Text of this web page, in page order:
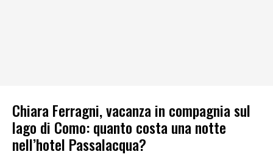
Chiara Ferragni, vacanza in compagnia sul
lago di Como: quanto costa una notte
nell’hotel Passalacqua?